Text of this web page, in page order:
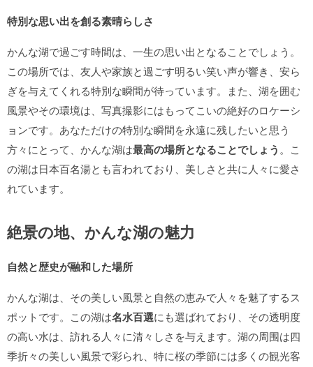
特別な思い出を創る素晴らしさ
かんな湖で過ごす時間は、一生の思い出となることでしょう。
この場所では、友人や家族と過ごす明るい笑い声が響き、安ら
ぎを与えてくれる特別な瞬間が待っています。また、湖を囲む
風景やその環境は、写真撮影にはもってこいの絶好のロケーシ
ョンです。あなただけの特別な瞬間を永遠に残したいと思う
方々にとって、かんな湖は最高の場所となることでしょう 。こ
の湖は日本百名湯とも言われており、美しさと共に人々に愛さ
れています。
絶景の地、かんな湖の魅力
自然と歴史が融和した場所
かんな湖は、その美しい風景と自然の恵みで人々を魅了するス
ポットです。この湖は名水百選にも選ばれており、その透明度
の高い水は、訪れる人々に清々しさを与えます。湖の周围は四
季折々の美しい風景で彩られ、特に桜の季節には多くの観光客